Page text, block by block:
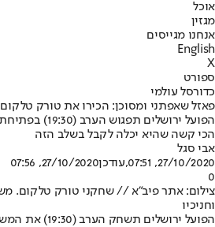
אוכל
מגזין
אנחנו מגייסים
English
X
ספורט
כדורסל עולמי
פאזל שאפתני ומסוכן: הכירו את טורק טלקום
הפועל ירושלים
הכי קשה שהיא יכלה לקבל בשלב הזה
אבי סגל
27/10/2020, 07:51
,עודכן27/10/2020, 07:56
0
צילום: אתר פיב"א // שחקני טורק טלקום.
וחניכיו
הפועל ירושלים